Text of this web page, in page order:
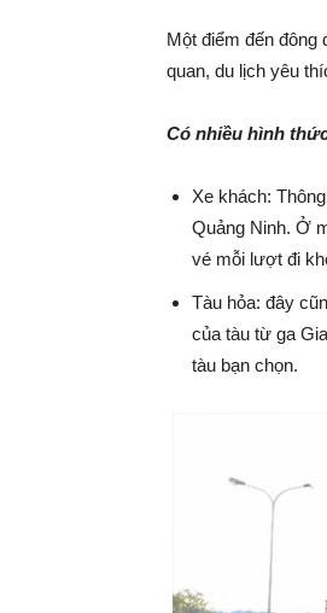
Một điểm đến đông
quan, du lịch yêu
Có nhiều hình
Xe khách:
Quảng Ninh. Ở
vé mỗi lượt đi
Tàu hỏa: đây
của tàu từ ga
tàu bạn chọn.